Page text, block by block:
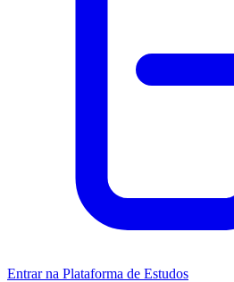
Entrar na Plataforma de Estudos